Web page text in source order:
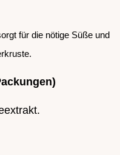
für die nötige Süße und